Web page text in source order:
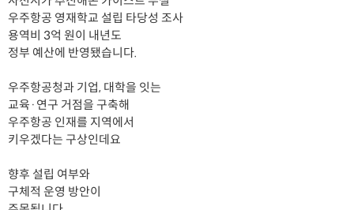
우주항공 영재학교 설립 타당성 조사
용역비 3억 원이 내년도
정부 예산에 반영됐습니다.
우주항공청과 기업, 대학을 잇는
교육·연구 거점을 구축해
우주항공 인재를 지역에서
키우겠다는 구상인데요
향후 설립 여부와
구체적 운영 방안이